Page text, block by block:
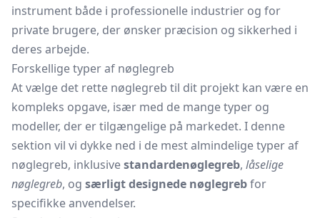
instrument både i professionelle industrier og for
private brugere, der ønsker præcision og sikkerhed i
deres arbejde.
Forskellige typer af nøglegreb
At vælge det rette nøglegreb til dit projekt kan være en
kompleks opgave, især med de mange typer og
modeller, der er tilgængelige på markedet. I denne
sektion vil vi dykke ned i de mest almindelige typer af
nøglegreb, inklusivestandardenøglegreb, låselige
nøglegreb, og særligt designede nøglegrebfor
specifikke anvendelser.